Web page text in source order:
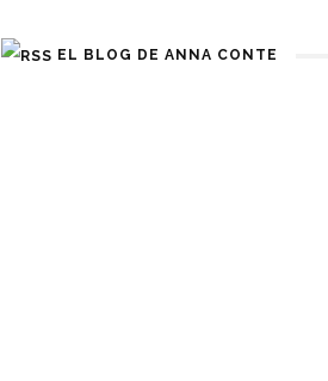
EL BLOG DE ANNA CONTE